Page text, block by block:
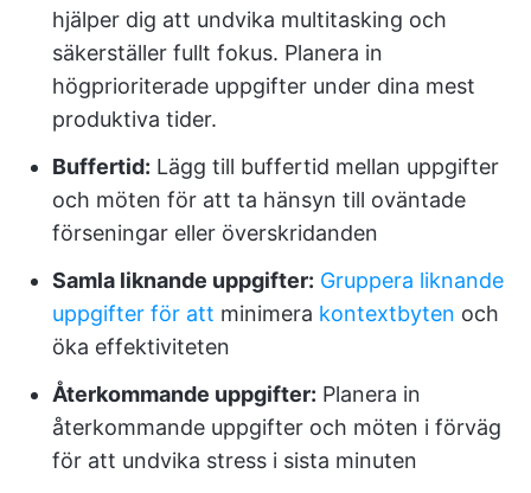
hjälper dig att undvika multitasking och
säkerställer fullt fokus. Planera in
högprioriterade uppgifter under dina mest
produktiva tider.
Buffertid: Lägg till buffertid mellan uppgifter
och möten för att ta hänsyn till oväntade
förseningar eller överskridanden
Samla liknande uppgifter: Gruppera liknande
uppgifter för att minimera kontextbyten och
öka effektiviteten
Återkommande uppgifter: Planera in
återkommande uppgifter och möten i förväg
för att undvika stress i sista minuten